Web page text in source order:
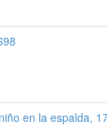
en la espalda,